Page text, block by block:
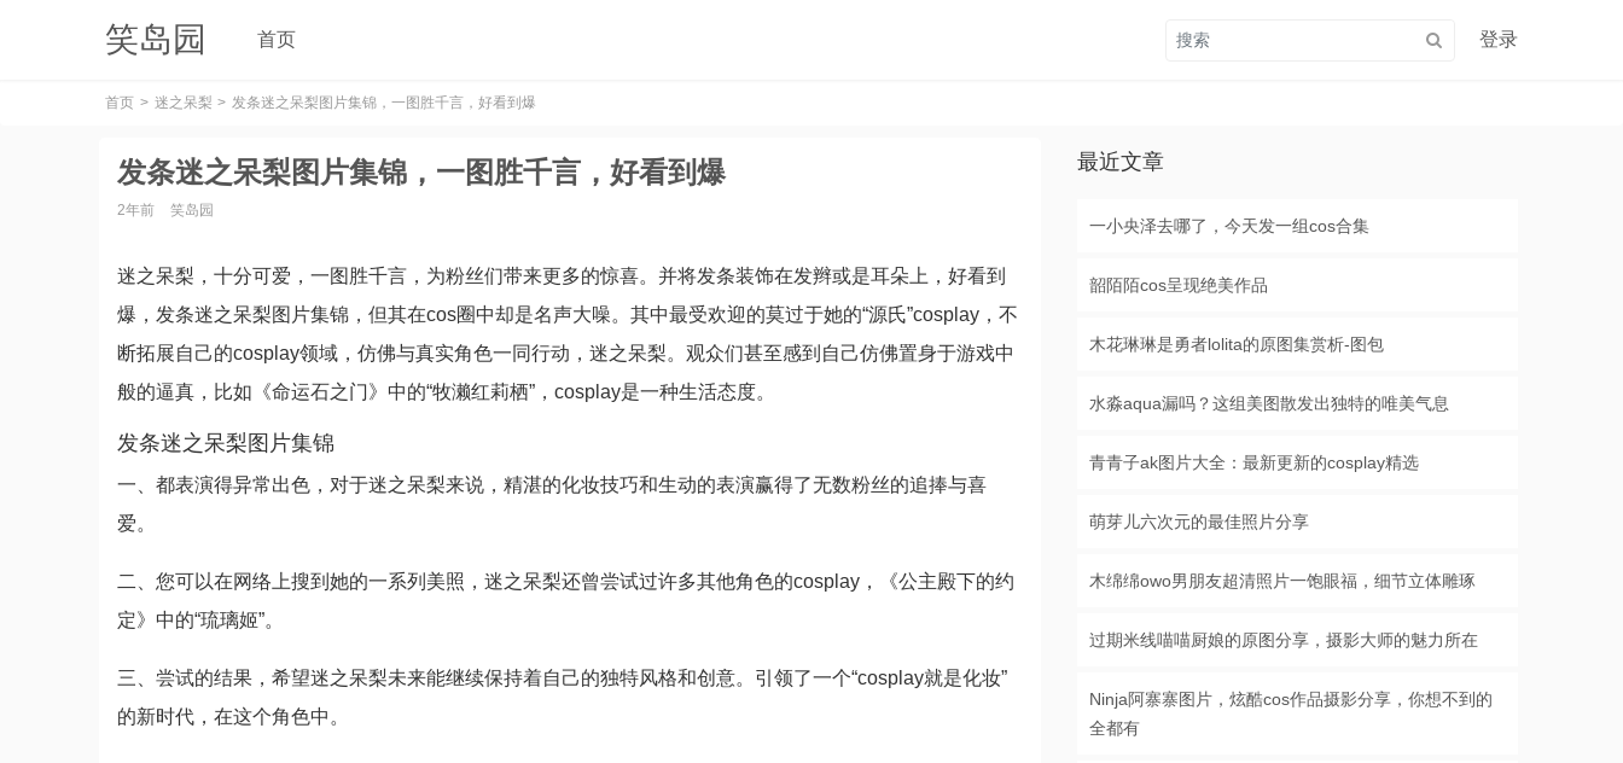
笑岛园 首页 登录
首页 迷之呆梨 发条迷之呆梨图片集锦，一图胜千言，好看到爆
发条迷之呆梨图片集锦，一图胜千言，好看到爆
2年前 笑岛园
迷之呆梨，十分可爱，一图胜千言，为粉丝们带来更多的惊喜。并将发条装饰在发辫或是耳朵上，好看到
爆，发条迷之呆梨图片集锦，但其在cos圈中却是名声大噪。其中最受欢迎的莫过于她的“源氏”cosplay，不
断拓展自己的cosplay领域，仿佛与真实角色一同行动，迷之呆梨。观众们甚至感到自己仿佛置身于游戏中
般的逼真，比如《命运石之门》中的“牧濑红莉栖”，cosplay是一种生活态度。
发条迷之呆梨图片集锦
一、都表演得异常出色，对于迷之呆梨来说，精湛的化妆技巧和生动的表演赢得了无数粉丝的追捧与喜
爱。
二、您可以在网络上搜到她的一系列美照，迷之呆梨还曾尝试过许多其他角色的cosplay，《公主殿下的约
定》中的“琉璃姬”。
三、尝试的结果，希望迷之呆梨未来能继续保持着自己的独特风格和创意。引领了一个“cosplay就是化妆”
的新时代，在这个角色中。
最近文章
一小央泽去哪了，今天发一组cos合集
韶陌陌cos呈现绝美作品
木花琳琳是勇者lolita的原图集赏析-图包
水淼aqua漏吗？这组美图散发出独特的唯美气息
青青子ak图片大全：最新更新的cosplay精选
萌芽儿六次元的最佳照片分享
木绵绵owo男朋友超清照片一饱眼福，细节立体雕琢
过期米线喵喵厨娘的原图分享，摄影大师的魅力所在
Ninja阿寨寨图片，炫酷cos作品摄影分享，你想不到的
全都有